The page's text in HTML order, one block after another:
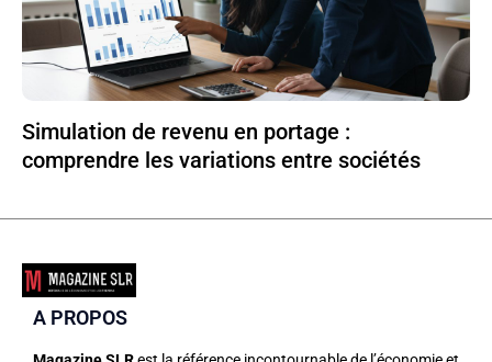
Simulation de revenu en portage :
comprendre les variations entre sociétés
A PROPOS